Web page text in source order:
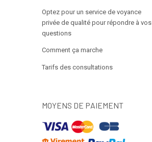
Optez pour un service de voyance
privée de qualité pour répondre à vos
questions
Comment ça marche
Tarifs des consultations
MOYENS DE PAIEMENT